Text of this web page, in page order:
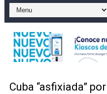
Dólar bajó 9 cts. y era
Nuevo Código Penal
NY: Ultiman a puñaladas
Incendio en tren de
Cuba “asfixiada”